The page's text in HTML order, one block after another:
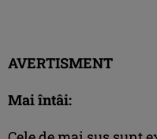
AVERTISMENT
Mai întâi: